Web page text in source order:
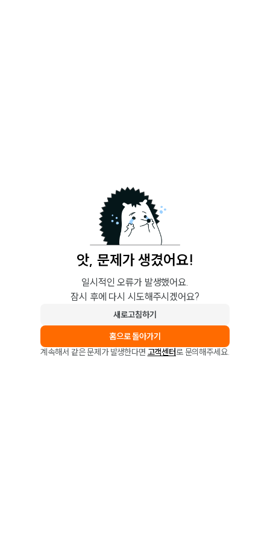
앗, 문제가 생겼어요!
일시적인 오류가 발생했어요.
잠시 후에 다시 시도해주시겠어요?
새로고침하기
홈으로 돌아가기
계속해서 같은 문제가 발생한다면 고객센터로 문의해주세요.